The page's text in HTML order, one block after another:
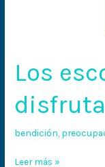
Los
bendición
Leer más »